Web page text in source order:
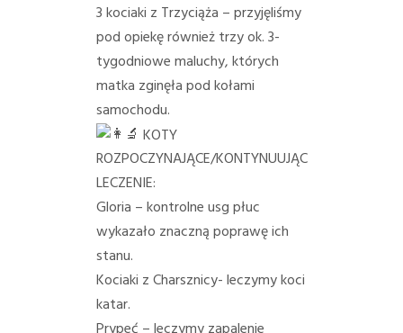
3 kociaki z Trzyciąża – przyjęliśmy
pod opiekę również trzy ok. 3-
tygodniowe maluchy, których
matka zginęła pod kołami
samochodu.
KOTY
ROZPOCZYNAJĄCE/KONTYNUUJĄCE
LECZENIE:
Gloria – kontrolne usg płuc
wykazało znaczną poprawę ich
stanu.
Kociaki z Charsznicy- leczymy koci
katar.